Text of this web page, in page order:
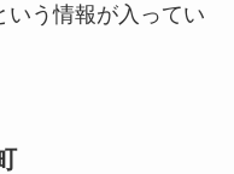
いう情報が入ってい